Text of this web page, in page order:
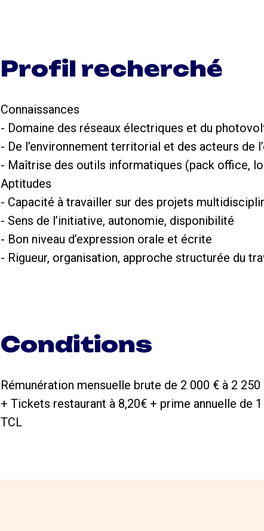
Profil recherché
Connaissances
- Domaine des réseaux électriques et du
- De l’environnement territorial et des acteurs de
- Maîtrise des outils informatiques (pack office,
Aptitudes
- Capacité à travailler sur des projets
- Sens de l’initiative, autonomie, disponibilité
- Bon niveau d’expression orale et écrite
- Rigueur, organisation, approche structurée du
Conditions
Rémunération mensuelle brute de 2 000 € à 2
+ Tickets restaurant à 8,20€ + prime annuelle de
TCL